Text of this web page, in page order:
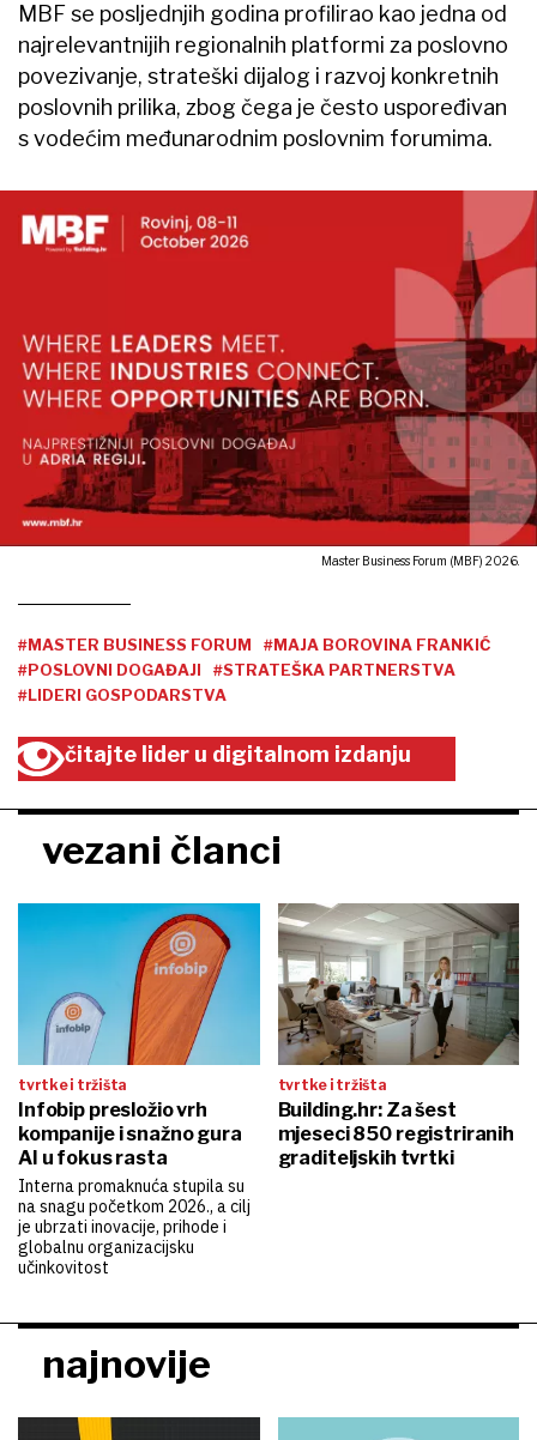
MBF se posljednjih godina profilirao kao jedna od
najrelevantnijih regionalnih platformi za poslovno
povezivanje, strateški dijalog i razvoj konkretnih
poslovnih prilika, zbog čega je često uspoređivan
s vodećim međunarodnim poslovnim forumima.
Master Business Forum (MBF) 2026.
#MASTER BUSINESS FORUM
#MAJA BOROVINA FRANKIĆ
#POSLOVNI DOGAĐAJI
#STRATEŠKA PARTNERSTVA
#LIDERI GOSPODARSTVA
čitajte lider u digitalnom izdanju
vezani članci
tvrtke i tržišta
Infobip presložio vrh
kompanije i snažno gura
AI u fokus rasta
Interna promaknuća stupila su
na snagu početkom 2026., a cilj
je ubrzati inovacije, prihode i
globalnu organizacijsku
učinkovitost
tvrtke i tržišta
Building.hr: Za šest
mjeseci 850 registriranih
graditeljskih tvrtki
najnovije